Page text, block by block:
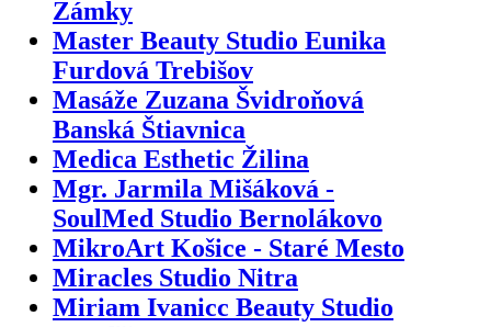
Zámky
Master Beauty Studio Eunika
Furdová Trebišov
Masáže Zuzana Švidroňová
Banská Štiavnica
Medica Esthetic Žilina
Mgr. Jarmila Mišáková -
SoulMed Studio Bernolákovo
MikroArt Košice - Staré Mesto
Miracles Studio Nitra
Miriam Ivanicc Beauty Studio